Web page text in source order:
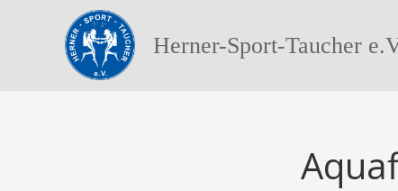
Herner-Sport-Taucher